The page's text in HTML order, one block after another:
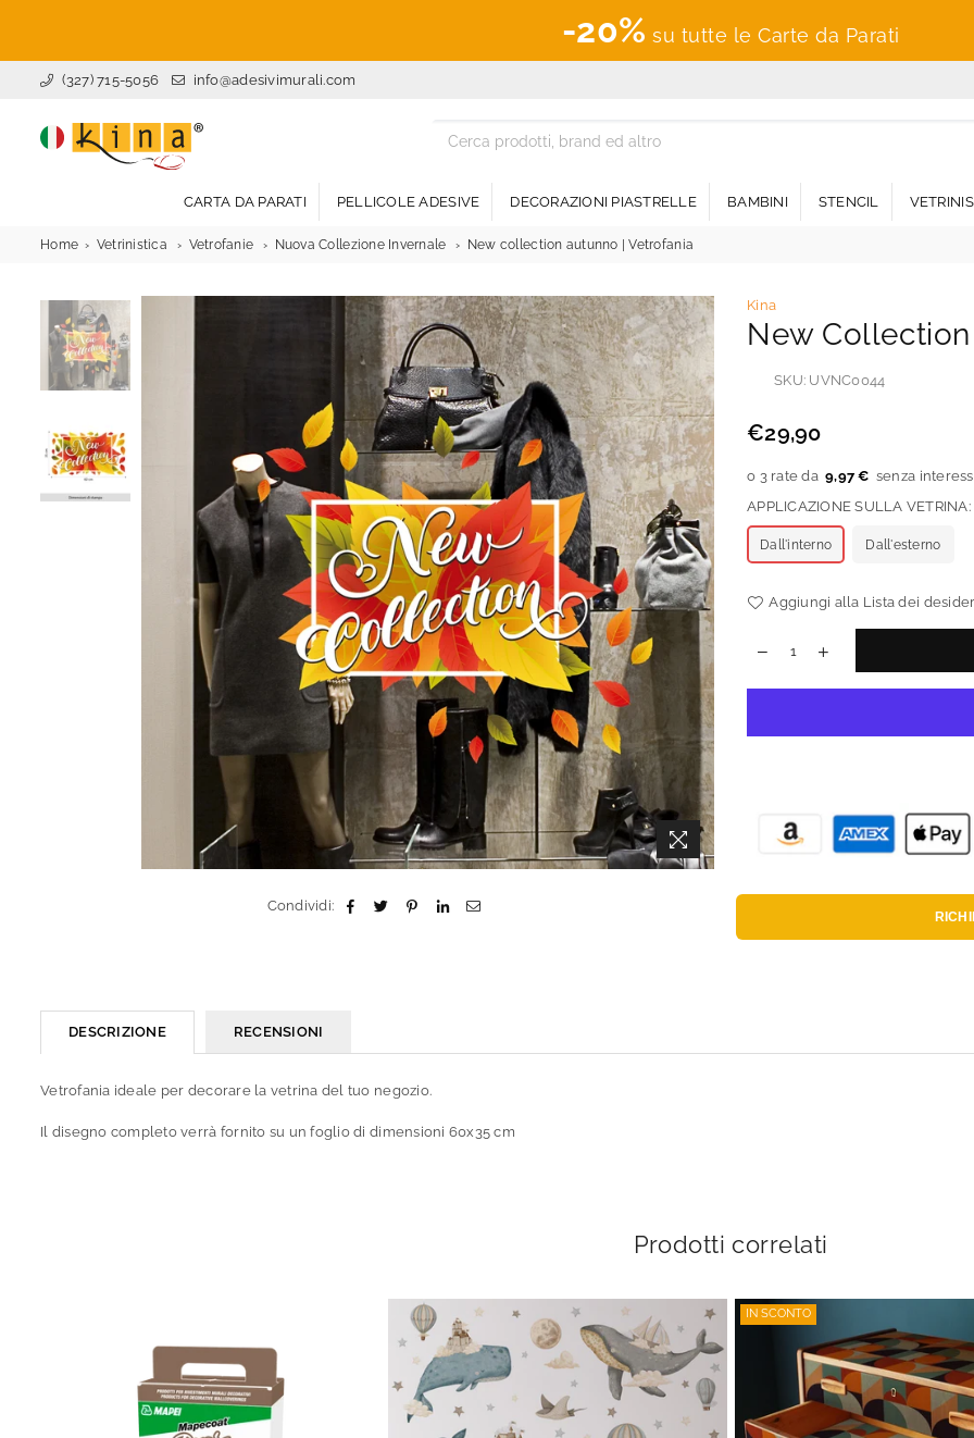
-20% su tutte le Carte da Parati
(327) 715-5056 info@adesivimurali.com
CARTA DA PARATI PELLICOLE ADESIVE DECORAZIONI PIASTRELLE BAMBINI STENCIL
Home Vetrinistica Vetrofanie Nuova Collezione Invernale New collection autunno | Vetrofania
Condividi:
Kina
New
SKU: UVNC0044
Prezzo
€29,90
9,97 €
APPLICAZIONE SULLA VETRINA:
Dall'interno Dall'esterno
Aggiungi alla Lista dei
DESCRIZIONE RECENSIONI
Vetrofania ideale per decorare la vetrina del tuo negozio.
Il disegno completo verrà fornito su un foglio di dimensioni 60x35 cm
Prodotti correlati
IN SCONTO